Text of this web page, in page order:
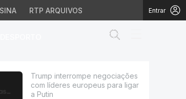
RTP ARQUIVOS Entrar
para ligar
Trump interrompe negociações
com líderes europeus para ligar
a Putin